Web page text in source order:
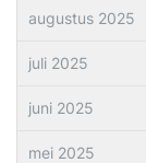
augustus 2025
juli 2025
juni 2025
mei 2025